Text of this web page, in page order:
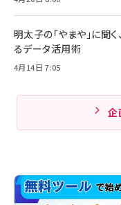
明太子の「やまや」に聞
るデータ活用術
4月14日 7:05
企